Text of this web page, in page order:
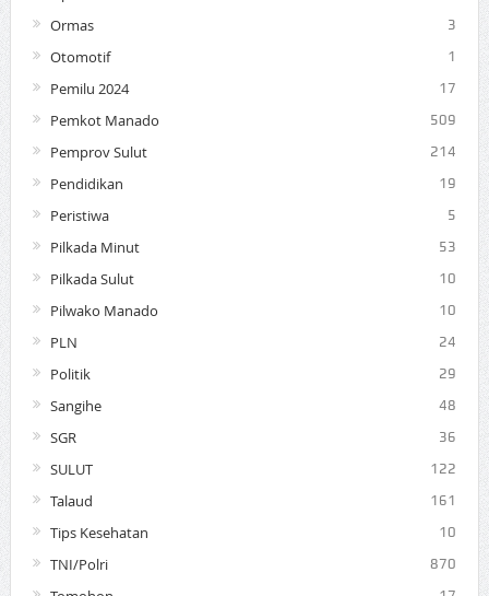
Ormas 3
Otomotif 1
Pemilu 2024 17
Pemkot Manado 509
Pemprov Sulut 214
Pendidikan 19
Peristiwa 5
Pilkada Minut 53
Pilkada Sulut 10
Pilwako Manado 10
PLN 24
Politik 29
Sangihe 48
SGR 36
SULUT 122
Talaud 161
Tips Kesehatan 10
TNI/Polri 870